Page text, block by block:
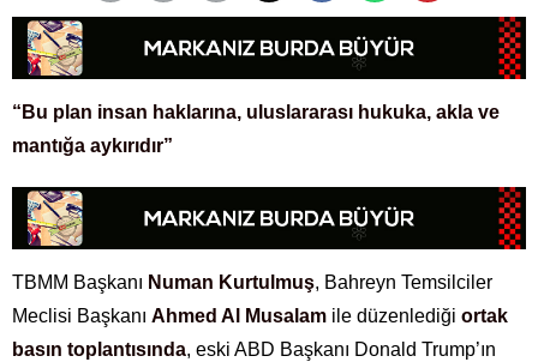
“Bu plan insan haklarına, uluslararası hukuka, akla ve
mantığa aykırıdır”
TBMM Başkanı Numan Kurtulmuş, Bahreyn Temsilciler
Meclisi Başkanı Ahmed Al Musalam ile düzenlediği ortak
basın toplantısında, eski ABD Başkanı Donald Trump’ın